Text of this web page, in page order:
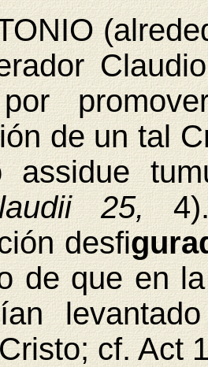
de un tal
assidue
25,
desfi
de que en
cf. Act